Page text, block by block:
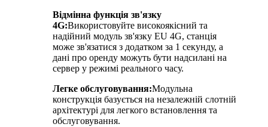
Відмінна функція зв'язку
4G:Використовуйте високоякісний та
надійний модуль зв'язку EU 4G, станція
може зв'язатися з додатком за 1 секунду, а
дані про оренду можуть бути надсилані на
сервер у режимі реального часу.
Легке обслуговування:Модульна
конструкція базується на незалежній слотній
архітектурі для легкого встановлення та
обслуговування.